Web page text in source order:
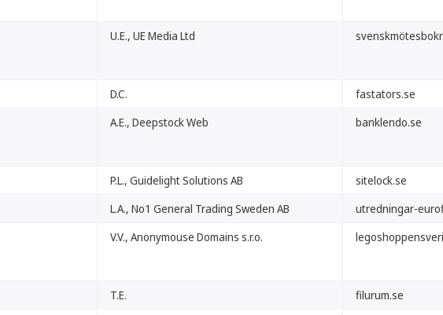
U.E., UE Media Ltd
D.C. fastators.se
A.E., Deepstock Web banklendo.se
P.L., Guidelight Solutions AB sitelock.se
L.A., No1 General Trading Sweden AB utredningar-
V.V., Anonymouse Domains s.r.o.
T.E. filurum.se